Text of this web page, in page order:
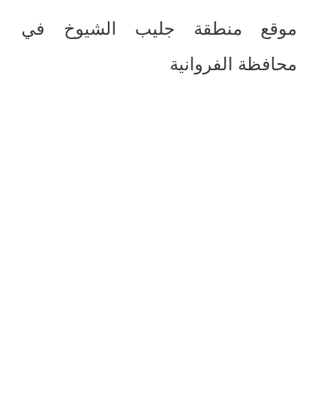
موقع منطقة جليب الشيوخ في
محافظة الفروانية